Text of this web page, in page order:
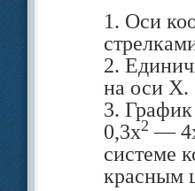
формата
1. Оси
2.
на оси X.
3.
0,3x2 —
системе
красным